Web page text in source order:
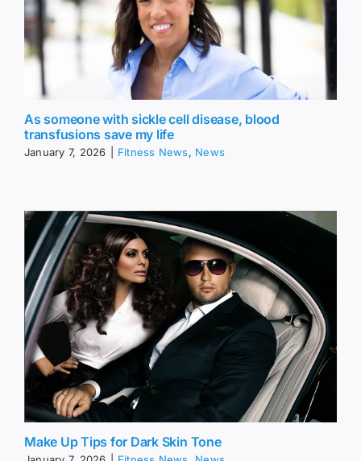
As someone with sickle cell disease, blood
transfusions save my life
January 7, 2026 Fitness News, News
Make Up Tips for Dark Skin Tone